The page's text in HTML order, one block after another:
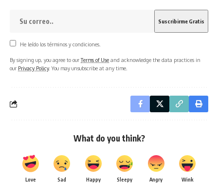
He leído los términos y condiciones.
By signing up, you agree to ourTerms of Use and acknowledge the data practices in
our Privacy Policy. You may unsubscribe at any time.
What do you think?
Love Sad Happy Sleepy Angry Wink